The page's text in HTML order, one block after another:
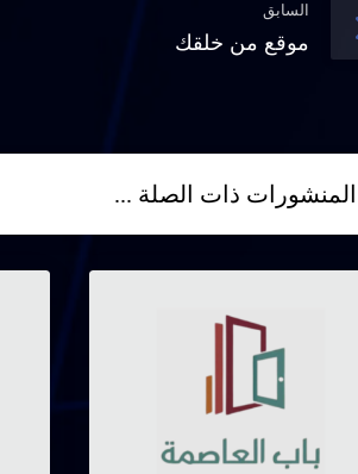
السابق
موقع من خلقك
المنشورات ذات الصلة ...